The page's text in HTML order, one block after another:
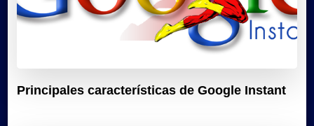
Principales características de Google Instant